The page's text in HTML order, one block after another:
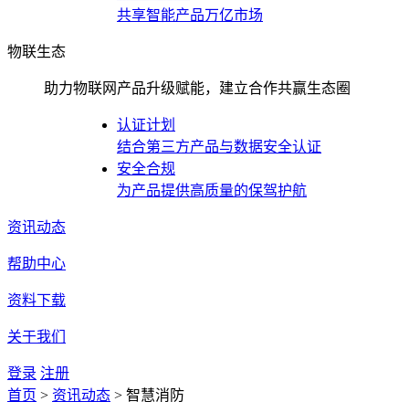
共享智能产品万亿市场
物联生态
助力物联网产品升级赋能，建立合作共赢生态圈
认证计划
结合第三方产品与数据安全认证
安全合规
为产品提供高质量的保驾护航
资讯动态
帮助中心
资料下载
关于我们
登录 注册
首页 > 资讯动态 > 智慧消防